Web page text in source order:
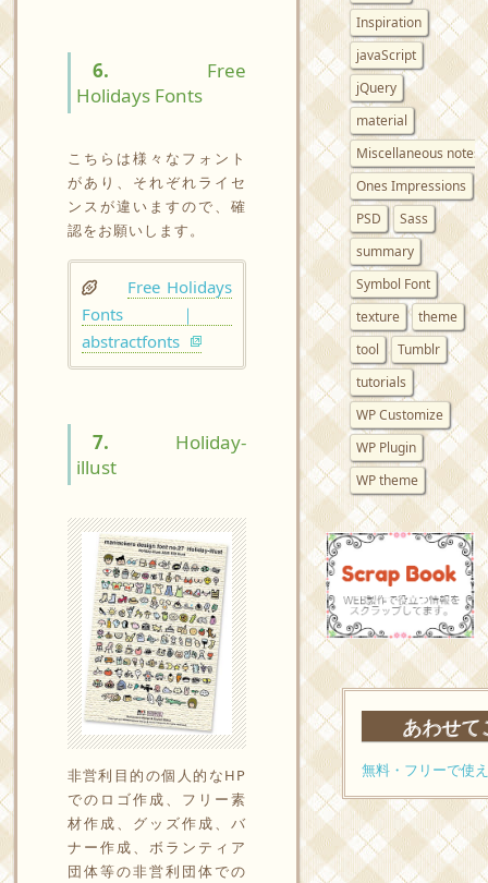
6.
Free
Holidays Fonts
こちらは様々なフォント
があり、それぞれライセ
ンスが違いますので、確
認をお願いします。
Free Holidays
Fonts ｜
abstractfonts
7.
Holiday-
illust
非営利目的の個人的なHP
でのロゴ作成、フリー素
材作成、グッズ作成、バ
ナー作成、ボランティア
団体等の非営利団体での
Inspiration
javaScript
jQuery
material
Miscellaneous notes
Ones Impressions
PSD
Sass
summary
Symbol Font
texture
theme
tool
Tumblr
tutorials
WP Customize
WP Plugin
WP theme
あわせて
無料・フリーで使